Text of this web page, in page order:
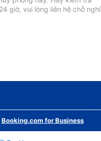
giờ, vui lòng liên hệ chỗ nghỉ
Booking.com for Business